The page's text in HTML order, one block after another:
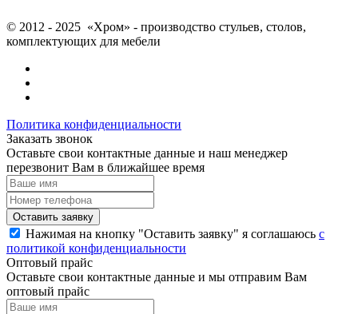
© 2012 - 2025 «Хром» - производство стульев, столов,
комплектующих для мебели
Политика конфиденциальности
Заказать звонок
Оставьте свои контактные данные и наш менеджер
перезвонит Вам в ближайшее время
Нажимая на кнопку "Оставить заявку" я соглашаюсь с
политикой конфиденциальности
Оптовый прайс
Оставьте свои контактные данные и мы отправим Вам
оптовый прайс